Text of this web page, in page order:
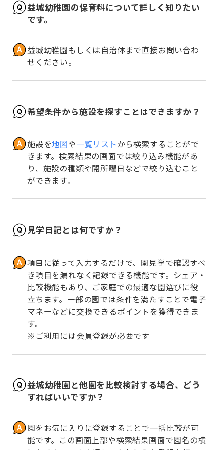
益城幼稚園の保育料について詳しく知りたい
です。
益城幼稚園もしくは自治体まで直接お問い合わ
せください。
希望条件から施設を探すことはできますか？
施設を地図や一覧リストから検索することがで
きます。検索結果の画面では絞り込み機能があ
り、施設の種類や開所曜日などで絞り込むこと
ができます。
見学日記とは何ですか？
項目に従って入力するだけで、園見学で確認すべ
き項目を漏れなく記録できる機能です。シェア・
比較機能もあり、ご家庭での最適な園選びに役
立ちます。一部の園では条件を満たすことで電子
マネーなどに交換できるポイントを獲得できま
す。
※ご利用には会員登録が必要です
益城幼稚園と他園を比較検討する場合、どう
すればいいですか？
園をお気に入りに登録することで一括比較が可
能です。この画面上部や検索結果画面で園名の横